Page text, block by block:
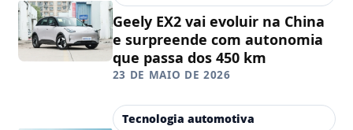
Geely EX2 vai evoluir na China
e surpreende com autonomia
que passa dos 450 km
23 DE MAIO DE 2026
Tecnologia automotiva